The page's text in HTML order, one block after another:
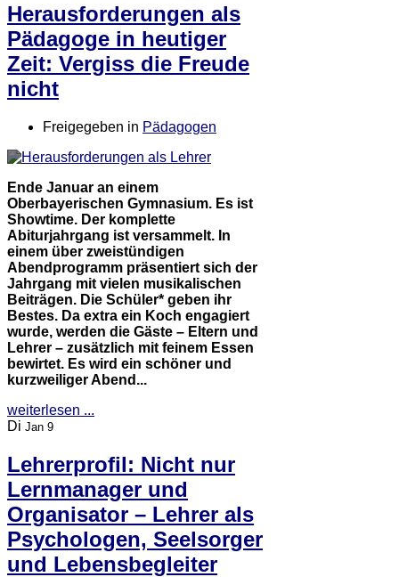
Herausforderungen als
Pädagoge in heutiger
Zeit: Vergiss die Freude
nicht
Freigegeben in Pädagogen
Ende Januar an einem
Oberbayerischen Gymnasium. Es ist
Showtime. Der komplette
Abiturjahrgang ist versammelt. In
einem über zweistündigen
Abendprogramm präsentiert sich der
Jahrgang mit vielen musikalischen
Beiträgen. Die Schüler* geben ihr
Bestes. Da extra ein Koch engagiert
wurde, werden die Gäste – Eltern und
Lehrer – zusätzlich mit feinem Essen
bewirtet. Es wird ein schöner und
kurzweiliger Abend...
weiterlesen ...
Di Jan 9
Lehrerprofil: Nicht nur
Lernmanager und
Organisator – Lehrer als
Psychologen, Seelsorger
und Lebensbegleiter